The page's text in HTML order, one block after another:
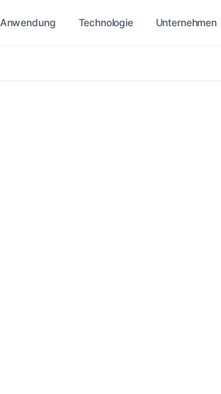
Anwendung Technologie Unternehmen